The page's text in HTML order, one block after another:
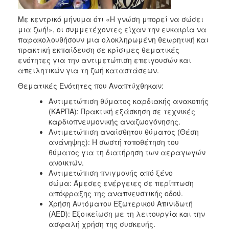
Με κεντρικό μήνυμα ότι «Η γνώση μπορεί να σώσει
μια ζωή!», οι συμμετέχοντες είχαν την ευκαιρία να
παρακολουθήσουν μια ολοκληρωμένη θεωρητική και
πρακτική εκπαίδευση σε κρίσιμες θεματικές
ενότητες για την αντιμετώπιση επειγουσών και
απειλητικών για τη ζωή καταστάσεων.
Θεματικές Ενότητες που Αναπτύχθηκαν:
Αντιμετώπιση θύματος καρδιακής ανακοπής
(ΚΑΡΠΑ): Πρακτική εξάσκηση σε τεχνικές
καρδιοπνευμονικής αναζωογόνησης.
Αντιμετώπιση αναίσθητου θύματος (Θέση
ανάνηψης): Η σωστή τοποθέτηση του
θύματος για τη διατήρηση των αεραγωγών
ανοικτών.
Αντιμετώπιση πνιγμονής από ξένο
σώμα: Άμεσες ενέργειες σε περίπτωση
απόφραξης της αναπνευστικής οδού.
Χρήση Αυτόματου Εξωτερικού Απινιδωτή
(AED): Εξοικείωση με τη λειτουργία και την
ασφαλή χρήση της συσκευής.